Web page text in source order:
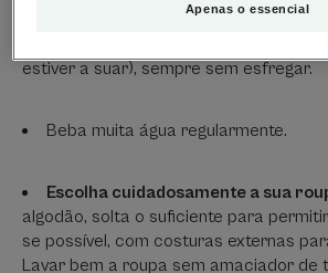
Reduzir os efeitos irritantes da
estiver a suar), sempre sem esfregar.
Beba muita água regularmente.
Escolha cuidadosamente a sua
algodão, solta o suficiente para
se possível, com costuras externas
Lavar bem a roupa sem amaciador de
Apenas o essencial